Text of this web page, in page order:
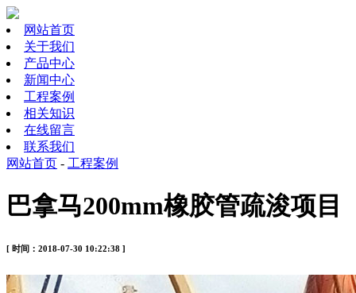
网站首页
关于我们
产品中心
新闻中心
工程案例
相关知识
在线留言
联系我们
网站首页 - 工程案例
巴拿马200mm橡胶管疏浚项目
[ 时间：2018-07-30 10:22:38 ]